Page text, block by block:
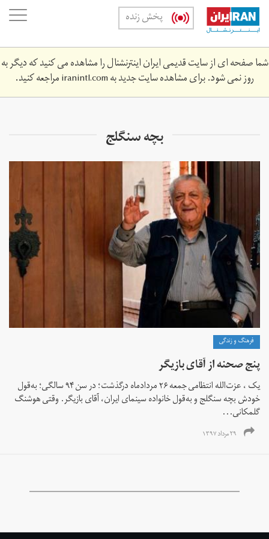
Skip
main
content
پخش زنده
شما صفحه ای از سایت قدیمی ایران اینترنشنال را مشاهده می کنید که دیگر به
روز نمی شود. برای مشاهده سایت جدید بهiranintl.comمراجعه کنید.
بچه سنگلج
فرهنگ و زندگی
پنج صحنه از آقای بازیگر
یک ، عزت‌الله انتظامی جمعه ۲۶ مردادماه درگذشت؛ در سن ۹۴ سالگی؛ به‌قول
خودش بچه سنگلج و به‌قول خانواده سینمای ایران، آقای بازیگر. وقتی هوشنگ
گلمکانی...
۲۹ مرداد ۱۳۹۷